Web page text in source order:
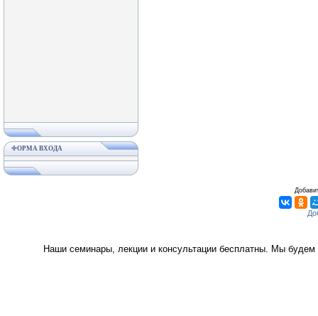
ФОРМА ВХОДА
Наши семинары, лекции и консультации бесплатны. Мы